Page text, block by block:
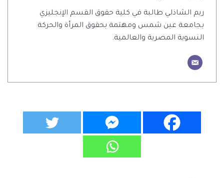
ريم الشاذلي طالبة في كلية حقوق القسم الإنجليزي
بجامعة عين شمس ومهتمة بحقوق المرأة والحركة
النسوية المصرية والعالمية.